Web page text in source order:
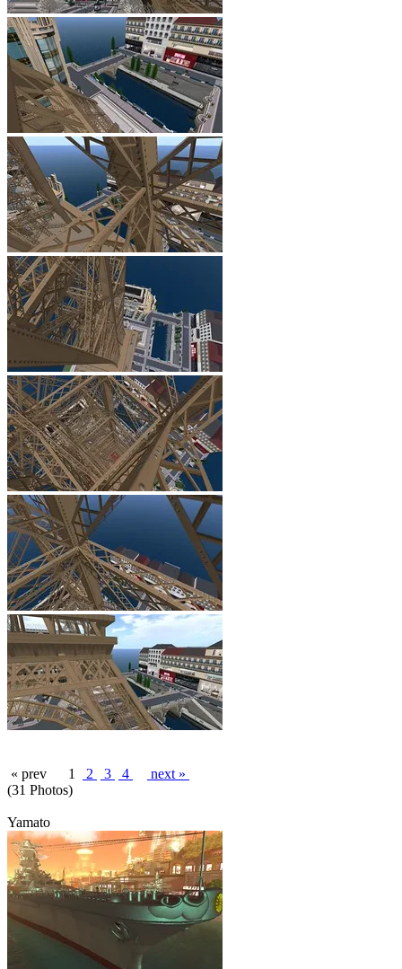
« prev 1 2 3 4
next »
(31 Photos)
Yamato